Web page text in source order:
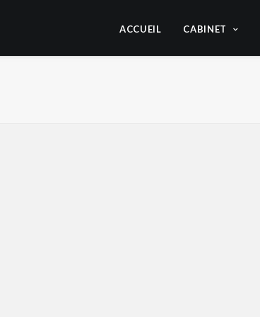
ACCUEIL CABINET